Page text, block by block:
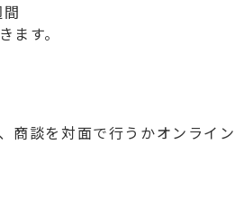
す。
談を対面で行うかオンライ